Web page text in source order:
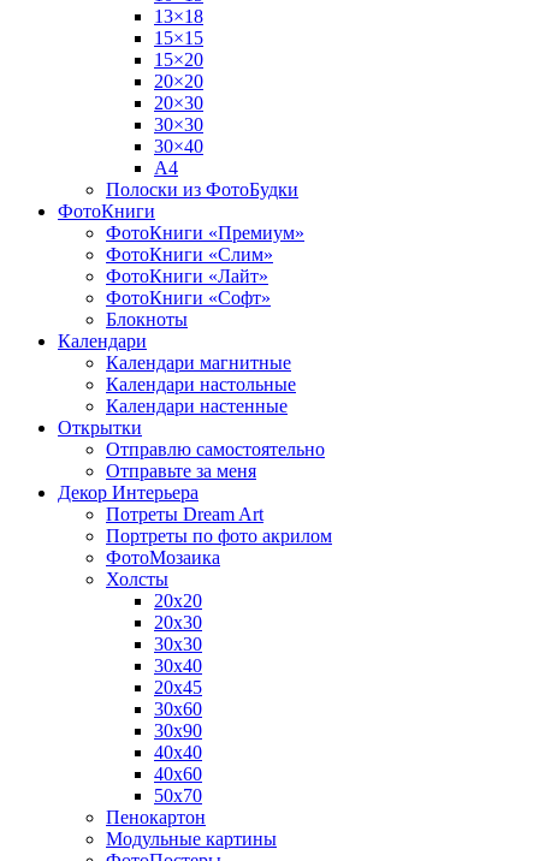
13×18
15×15
15×20
20×20
20×30
30×30
30×40
A4
Полоски из ФотоБудки
ФотоКниги
ФотоКниги «Премиум»
ФотоКниги «Слим»
ФотоКниги «Лайт»
ФотоКниги «Софт»
Блокноты
Календари
Календари магнитные
Календари настольные
Календари настенные
Открытки
Отправлю самостоятельно
Отправьте за меня
Декор Интерьера
Потреты Dream Art
Портреты по фото акрилом
ФотоМозаика
Холсты
20х20
20х30
30х30
30х40
20х45
30х60
30х90
40х40
40х60
50х70
Пенокартон
Модульные картины